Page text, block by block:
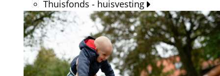
Thuisfonds - huisvesting